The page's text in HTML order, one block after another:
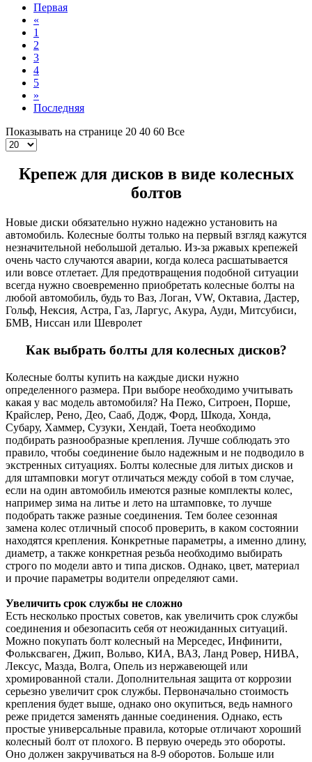
Первая
«
1
2
3
4
5
»
Последняя
Показывать на странице 20 40 60 Все
Крепеж для дисков в виде колесных
болтов
Новые диски обязательно нужно надежно установить на
автомобиль. Колесные болты только на первый взгляд кажутся
незначительной небольшой деталью. Из-за ржавых крепежей
очень часто случаются аварии, когда колеса расшатывается
или вовсе отлетает. Для предотвращения подобной ситуации
всегда нужно своевременно приобретать колесные болты на
любой автомобиль, будь то Ваз, Логан, VW, Октавиа, Дастер,
Гольф, Нексия, Астра, Газ, Ларгус, Акура, Ауди, Митсубиси,
БМВ, Ниссан или Шевролет
Как выбрать болты для колесных дисков?
Колесные болты купить на каждые диски нужно
определенного размера. При выборе необходимо учитывать
какая у вас модель автомобиля? На Пежо, Ситроен, Порше,
Крайслер, Рено, Део, Сааб, Додж, Форд, Шкода, Хонда,
Субару, Хаммер, Сузуки, Хендай, Тоета необходимо
подбирать разнообразные крепления. Лучше соблюдать это
правило, чтобы соединение было надежным и не подводило в
экстренных ситуациях. Болты колесные для литых дисков и
для штамповки могут отличаться между собой в том случае,
если на один автомобиль имеются разные комплекты колес,
например зима на литье и лето на штамповке, то лучше
подобрать также разные соединения. Тем более сезонная
замена колес отличный способ проверить, в каком состоянии
находятся крепления. Конкретные параметры, а именно длину,
диаметр, а также конкретная резьба необходимо выбирать
строго по модели авто и типа дисков. Однако, цвет, материал
и прочие параметры водители определяют сами.
Увеличить срок службы не сложно
Есть несколько простых советов, как увеличить срок службы
соединения и обезопасить себя от неожиданных ситуаций.
Можно покупать болт колесный на Мерседес, Инфинити,
Фольксваген, Джип, Вольво, КИА, ВАЗ, Ланд Ровер, НИВА,
Лексус, Мазда, Волга, Опель из нержавеющей или
хромированной стали. Дополнительная защита от коррозии
серьезно увеличит срок службы. Первоначально стоимость
крепления будет выше, однако оно окупиться, ведь намного
реже придется заменять данные соединения. Однако, есть
простые универсальные правила, которые отличают хороший
колесный болт от плохого. В первую очередь это обороты.
Оно должен закручиваться на 8-9 оборотов. Больше или